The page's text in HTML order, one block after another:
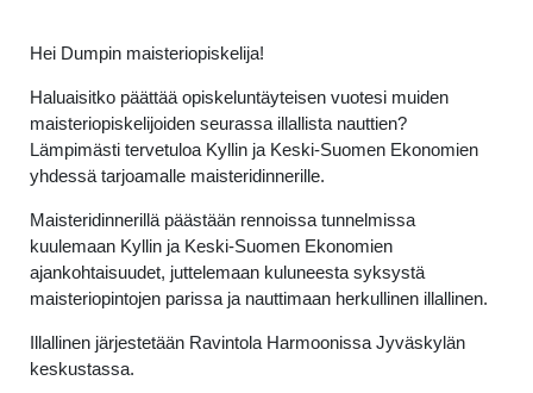
Hei Dumpin maisteriopiskelija!
Haluaisitko päättää opiskeluntäyteisen vuotesi muiden
maisteriopiskelijoiden seurassa illallista nauttien?
Lämpimästi tervetuloa Kyllin ja Keski-Suomen Ekonomien
yhdessä tarjoamalle maisteridinnerille.
Maisteridinnerillä päästään rennoissa tunnelmissa
kuulemaan Kyllin ja Keski-Suomen Ekonomien
ajankohtaisuudet, juttelemaan kuluneesta syksystä
maisteriopintojen parissa ja nauttimaan herkullinen illallinen.
Illallinen järjestetään Ravintola Harmoonissa Jyväskylän
keskustassa.